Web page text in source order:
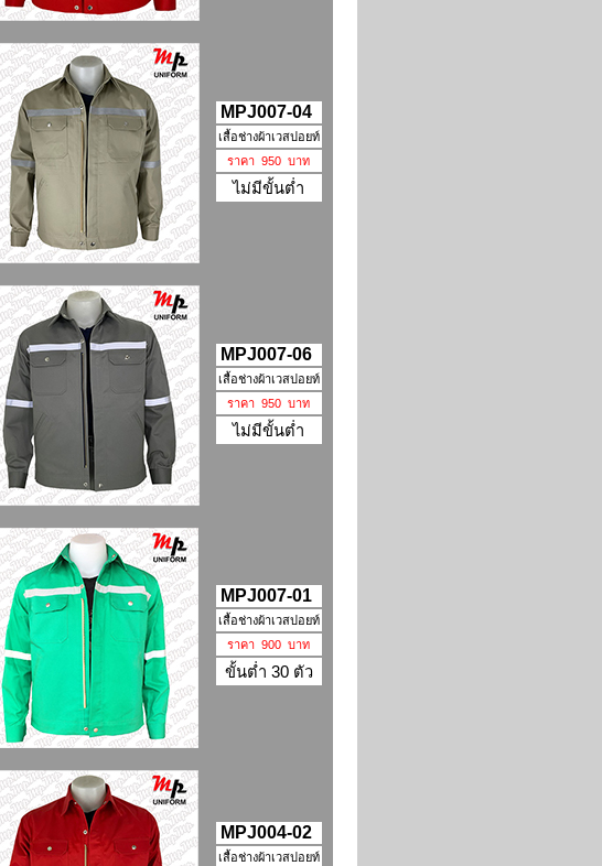
MPJ007-04
เสื้อช่างผ้าเวสปอยท์
ราคา 950 บาท
ไม่มีขั้นต่ำ
MPJ007-06
เสื้อช่างผ้าเวสปอยท์
ราคา 950 บาท
ไม่มีขั้นต่ำ
MPJ007-01
เสื้อช่างผ้าเวสปอยท์
ราคา 900 บาท
ขั้นต่ำ 30 ตัว
MPJ004-02
เสื้อช่างผ้าเวสปอยท์